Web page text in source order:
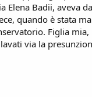
Elena Badii, aveva
quando è stata
Figlia mia,
via la